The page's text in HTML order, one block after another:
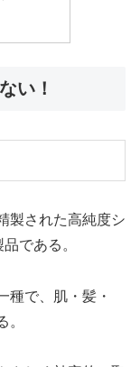
い！
製された高純度シ
である。
種で、肌・髪・
。